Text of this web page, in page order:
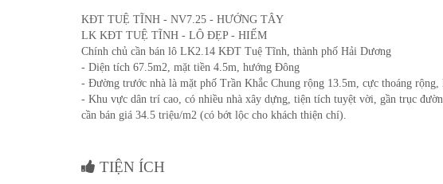
KĐT TUỆ TĨNH - NV7.25 - HƯỚNG TÂY
LK KĐT TUỆ TĨNH - LÔ ĐẸP - HIẾM
Chính chủ cần bán lô LK2.14 KĐT Tuệ Tĩnh, thành phố Hải Dương
- Diện tích 67.5m2, mặt tiền 4.5m, hướng Đông
- Đường trước nhà là mặt phố Trần Khắc Chung rộng 13.5m, cực thoáng
- Khu vực dân trí cao, có nhiều nhà xây dựng, tiện tích tuyệt vời, gần trục
cần bán giá 34.5 triệu/m2 (có bớt lộc cho khách thiện chí).
TIỆN ÍCH